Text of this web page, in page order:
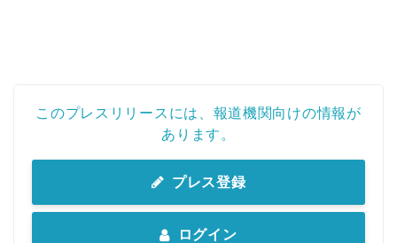
このプレスリリースには、報道機関向けの情報が
あります。
プレス登録
ログイン